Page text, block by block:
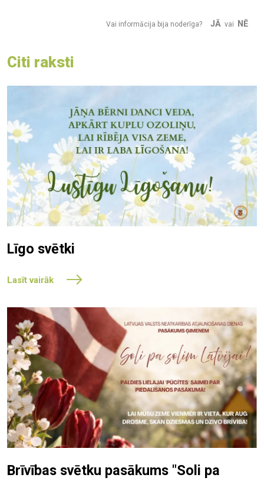
Vai informācija bija noderīga? JĀ vai NĒ
Citi raksti
Līgo svētki
Lasīt vairāk
Brīvības svētku pasākums "Soli pa